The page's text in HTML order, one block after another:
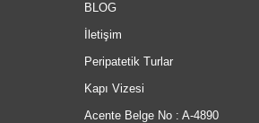
BLOG
İletişim
Peripatetik Turlar
Kapı Vizesi
Acente Belge No : A-4890